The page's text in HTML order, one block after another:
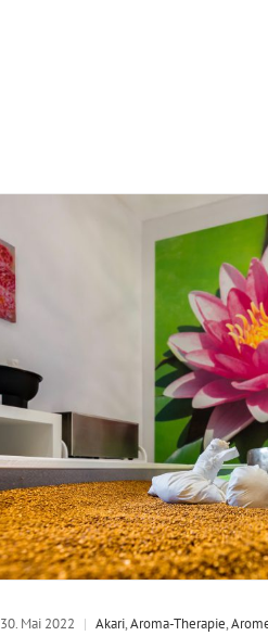
30. Mai 2022 | Akari,Aroma-Therapie,